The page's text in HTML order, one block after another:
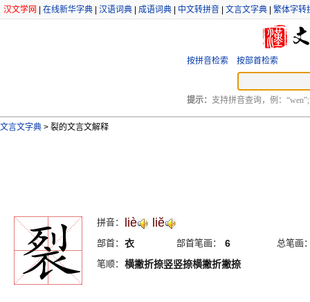
汉文学网 在线新华字典 汉语词典 成语词典 中文转拼音 文言文字典 繁体字转
按拼音检索 按部首检索
提示： 支持拼音查询，例：
文言文字典 > 裂的文言文解释
拼音： liè liĕ
部首： 衣 部首笔画： 6
总笔画
笔顺： 横撇折捺竖竖捺横撇折撇捺